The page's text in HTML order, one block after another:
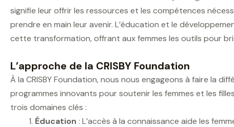
signifie leur offrir les ressources et les compétences
prendre en main leur avenir. L’éducation et le
cette transformation, offrant aux femmes les outils pour
L’approche de la CRISBY Foundation
À la CRISBY Foundation, nous nous engageons à faire la
programmes innovants pour soutenir les femmes et les
trois domaines clés :
Éducation : L’accès à la connaissance aide les